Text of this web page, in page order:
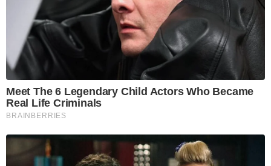
Meet The 6 Legendary Child Actors Who Became
Real Life Criminals
BRAINBERRIES